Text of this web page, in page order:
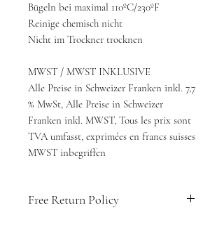
Bügeln bei maximal 110ºC/230ºF
Reinige chemisch nicht
Nicht im Trockner trocknen
MWST / MWST INKLUSIVE
Alle Preise in Schweizer Franken inkl. 7,7
% MwSt, Alle Preise in Schweizer
Franken inkl. MWST, Tous les prix sont
TVA umfasst, exprimées en francs suisses
MWST inbegriffen
Free Return Policy